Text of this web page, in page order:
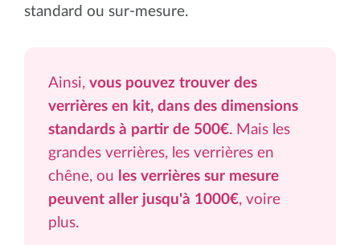
standard ou sur-mesure.
Ainsi, vous pouvez trouver des
verrières en kit, dans des dimensions
standards à partir de 500€. Mais les
grandes verrières, les verrières en
chêne, ou les verrières sur mesure
peuvent aller jusqu'à 1000€, voire
plus.